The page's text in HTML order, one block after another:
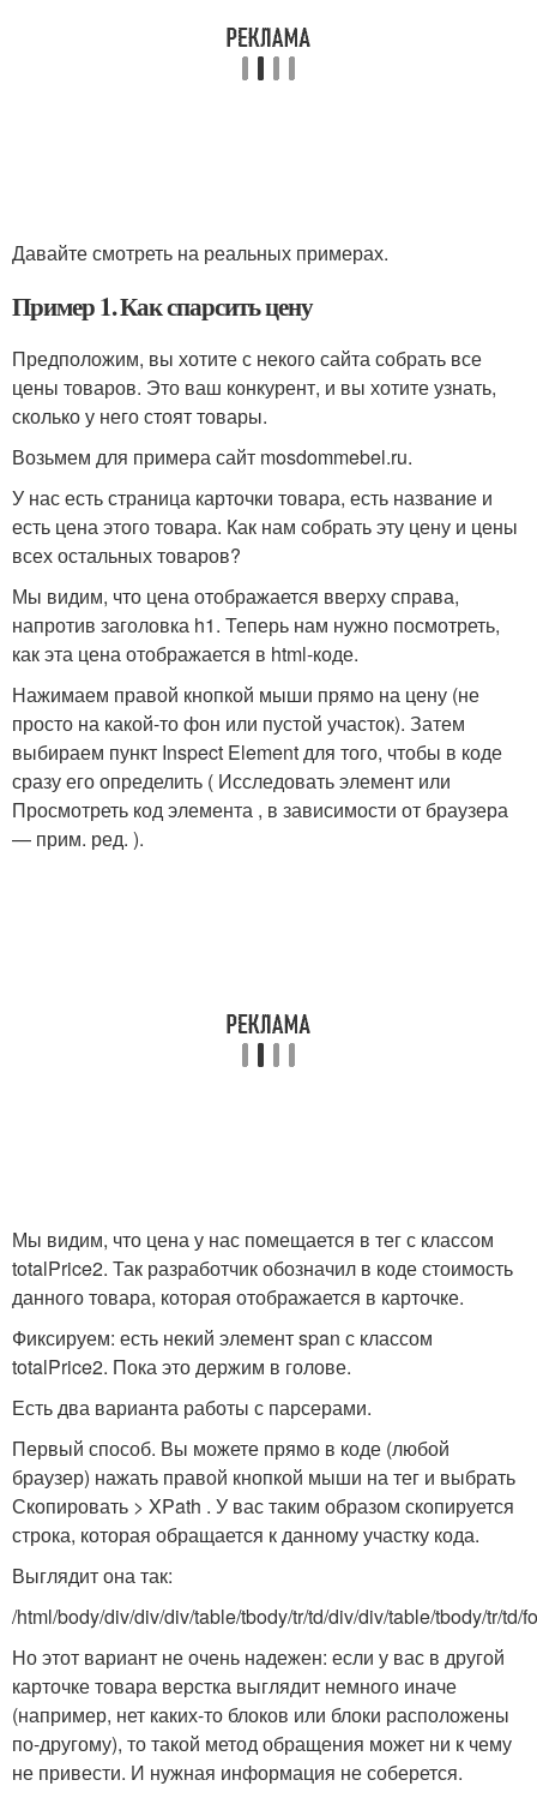
Давайте смотреть на реальных примерах.
Пример 1. Как спарсить цену
Предположим, вы хотите с некого сайта собрать все
цены товаров. Это ваш конкурент, и вы хотите узнать,
сколько у него стоят товары.
Возьмем для примера сайт mosdommebel.ru.
У нас есть страница карточки товара, есть название и
есть цена этого товара. Как нам собрать эту цену и цены
всех остальных товаров?
Мы видим, что цена отображается вверху справа,
напротив заголовка h1. Теперь нам нужно посмотреть,
как эта цена отображается в html-коде.
Нажимаем правой кнопкой мыши прямо на цену (не
просто на какой-то фон или пустой участок). Затем
выбираем пункт Inspect Element для того, чтобы в коде
сразу его определить ( Исследовать элемент или
Просмотреть код элемента , в зависимости от браузера
— прим. ред. ).
Мы видим, что цена у нас помещается в тег с классом
totalPrice2. Так разработчик обозначил в коде стоимость
данного товара, которая отображается в карточке.
Фиксируем: есть некий элемент span с классом
totalPrice2. Пока это держим в голове.
Есть два варианта работы с парсерами.
Первый способ. Вы можете прямо в коде (любой
браузер) нажать правой кнопкой мыши на тег и выбрать
Скопировать > XPath . У вас таким образом скопируется
строка, которая обращается к данному участку кода.
Выглядит она так:
/html/body/div/div/div/table/tbody/tr/td/div/div/table/tbody/tr/td/
Но этот вариант не очень надежен: если у вас в другой
карточке товара верстка выглядит немного иначе
(например, нет каких-то блоков или блоки расположены
по-другому), то такой метод обращения может ни к чему
не привести. И нужная информация не соберется.